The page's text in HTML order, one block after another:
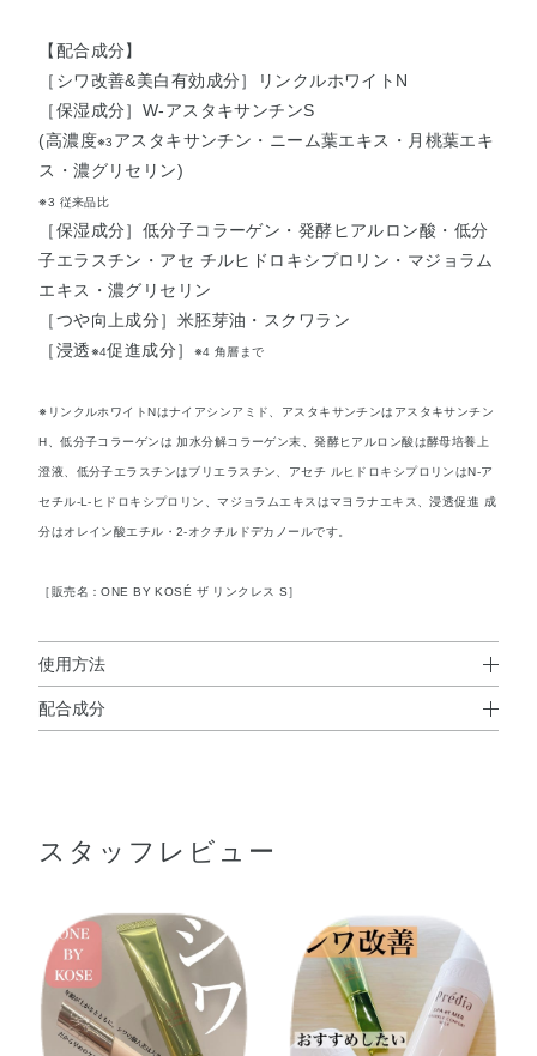
【配合成分】
［シワ改善&美白有効成分］リンクルホワイトN
［保湿成分］W-アスタキサンチンS
(高濃度※3 アスタキサンチン・ニーム葉エキス・月桃葉エキ
ス・濃グリセリン)
※3 従来品比
［保湿成分］低分子コラーゲン・発酵ヒアルロン酸・低分
子エラスチン・アセ チルヒドロキシプロリン・マジョラム
エキス・濃グリセリン
［つや向上成分］米胚芽油・スクワラン
［浸透※4促進成分］ ※4 角層まで
※リンクルホワイトNはナイアシンアミド、アスタキサンチンはアスタキサンチン
H、低分子コラーゲンは 加水分解コラーゲン末、発酵ヒアルロン酸は酵母培養上
澄液、低分子エラスチンはブリエラスチン、アセチ ルヒドロキシプロリンはN-ア
セチル-L-ヒドロキシプロリン、マジョラムエキスはマヨラナエキス、浸透促進 成
分はオレイン酸エチル・2-オクチルドデカノールです。
［販売名：ONE BY KOSÉ ザ リンクレス S］
使用方法
使用方法
片方の目もとで、米粒1個分が目安です。
Q.『 ワンバイコーセー』の商品を複数品併用する場合、ど
のような使用順番になりますか？
A. 商品の使用順は こちら >>
配合成分
ル、グリコシルトレハロース・水添デンプン分解物混合溶
イル－L－グルタミン酸ジ（コレステリル・ベヘニル・オ
クチルドデシル）、エタノール、ベヘニルアルコール、メ
チルポリシロキサン、N－アセチル－L－ヒドロキシプロリ
ン、d－δ－トコフェロール、アスタキサンチンH、ゲット
スタッフレビュー